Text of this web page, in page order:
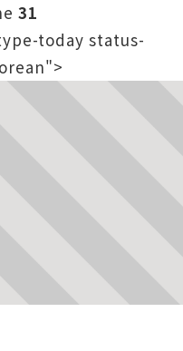
31
today status-